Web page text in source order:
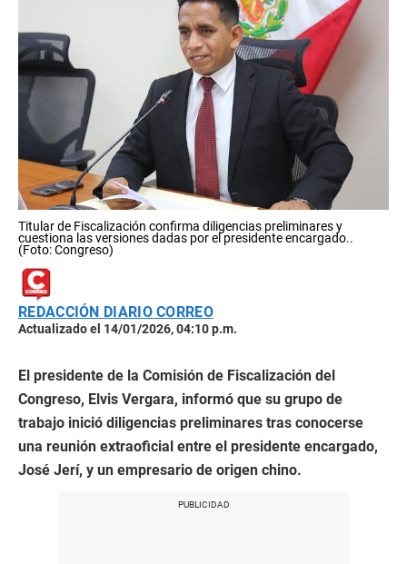
Titular de Fiscalización confirma diligencias preliminares y
cuestiona las versiones dadas por el presidente encargado..
(Foto: Congreso)
REDACCIÓN DIARIO CORREO
Actualizado el 14/01/2026, 04:10 p.m.
El presidente de la Comisión de Fiscalización del
Congreso, Elvis Vergara, informó que su grupo de
trabajo inició diligencias preliminares tras conocerse
una reunión extraoficial entre el presidente encargado,
José Jerí, y un empresario de origen chino.